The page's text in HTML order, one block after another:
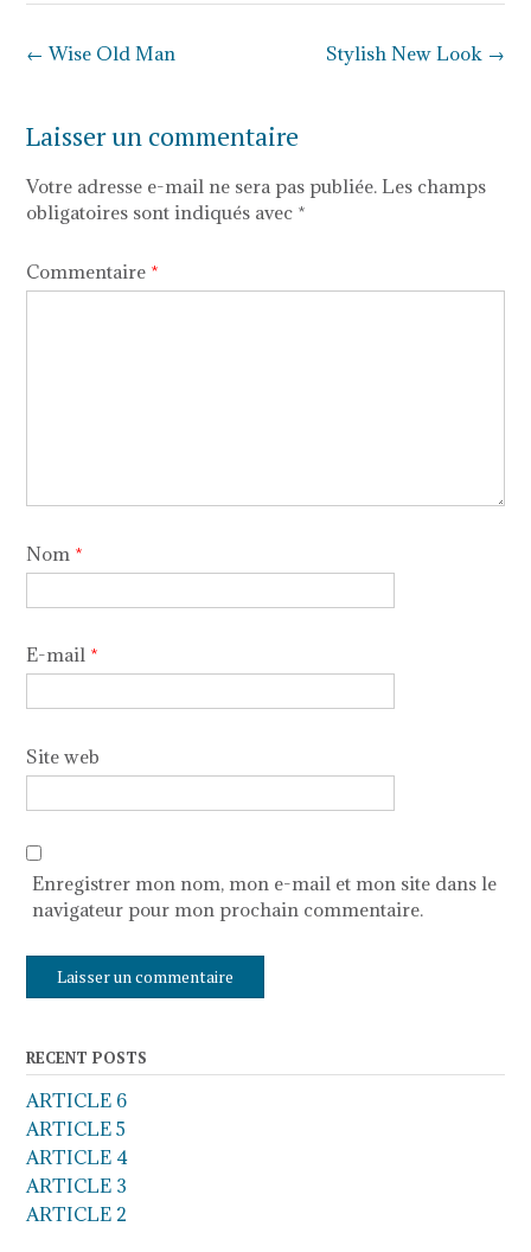
Post
Stylish New Look →
← Wise Old Man
Laisser un commentaire
Votre adresse e-mail ne sera pas publiée. Les champs
obligatoires sont indiqués avec *
Commentaire *
Nom *
E-mail *
Site web
Enregistrer mon nom, mon e-mail et mon site dans le
navigateur pour mon prochain commentaire.
RECENT POSTS
ARTICLE 6
ARTICLE 5
ARTICLE 4
ARTICLE 3
ARTICLE 2